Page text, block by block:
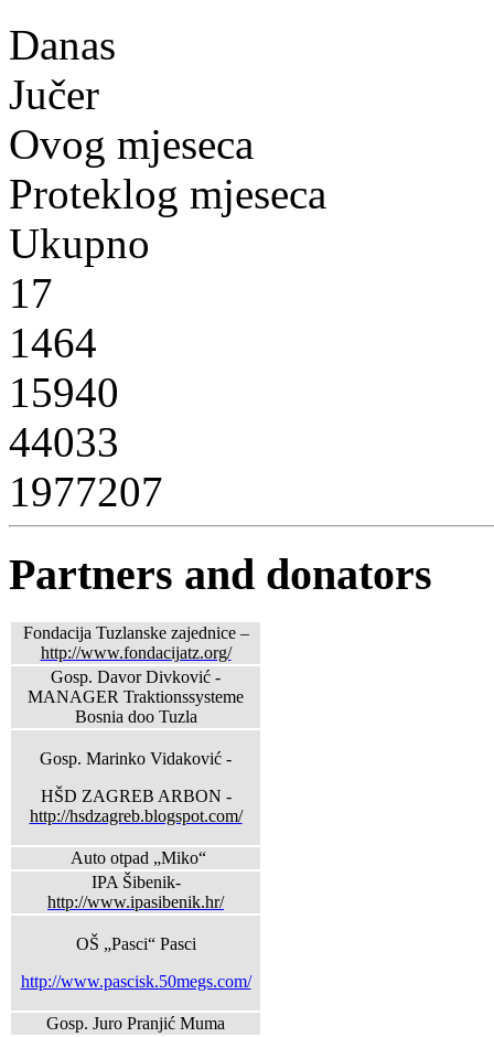
Danas
Jučer
Ovog mjeseca
Proteklog mjeseca
Ukupno
17
1464
15940
44033
1977207
Partners and donators
Fondacija Tuzlanske zajednice –
http://www.fondacijatz.org/
Gosp. Davor Divković -
MANAGER Traktionssysteme
Bosnia doo Tuzla
Gosp. Marinko Vidaković -
HŠD ZAGREB ARBON -
http://hsdzagreb.blogspot.com/
Auto otpad „Miko“
IPA Šibenik-
http://www.ipasibenik.hr/
OŠ „Pasci“ Pasci
http://www.pascisk.50megs.com/
Gosp. Juro Pranjić Muma